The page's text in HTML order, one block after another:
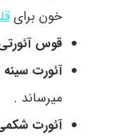
خون برای
قوس
آئورت سینه
میرساند .
آئورت